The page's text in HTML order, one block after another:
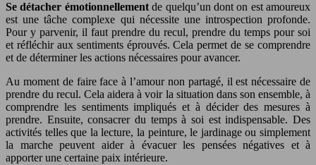
Se détacher émotionnellementde quelqu’un dont on est amoureux
est une tâche complexe qui nécessite une introspection profonde.
Pour y parvenir, il faut prendre du recul, prendre du temps pour soi
et réfléchir aux sentiments éprouvés. Cela permet de se comprendre
et de déterminer les actions nécessaires pour avancer.
Au moment de faire face à l’amour non partagé, il est nécessaire de
prendre du recul. Cela aidera à voir la situation dans son ensemble, à
comprendre les sentiments impliqués et à décider des mesures à
prendre. Ensuite, consacrer du temps à soi est indispensable. Des
activités telles que la lecture, la peinture, le jardinage ou simplement
la marche peuvent aider à évacuer les pensées négatives et à
apporter une certaine paix intérieure.